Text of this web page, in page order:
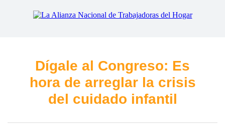
Dígale al Congreso: Es
hora de arreglar la crisis
del cuidado infantil